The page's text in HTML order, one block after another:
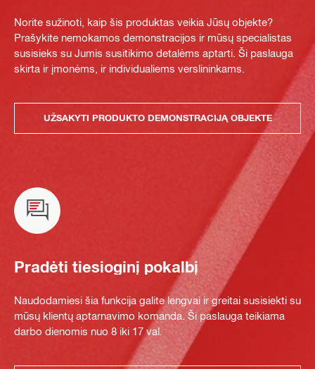
Norite sužinoti, kaip šis produktas veikia Jūsų objekte?
Prašykite nemokamos demonstracijos ir mūsų specialistas
susisieks su Jumis susitikimo detalėms aptarti. Ši paslauga
skirta ir įmonėms, ir individualiems verslininkams.
UŽSAKYTI PRODUKTO DEMONSTRACIJĄ OBJEKTE
Pradėti tiesioginį pokalbį
Naudodamiesi šia funkcija galite lengvai ir greitai susisiekti su
mūsų klientų aptarnavimo komanda. Ši paslauga teikiama
darbo dienomis nuo 8 iki 17 val.